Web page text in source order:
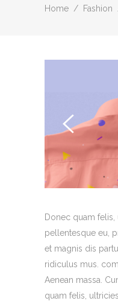
Home / Fashion
Donec quam felis,
pellentesque eu,
et magnis dis
ridiculus mus.
Aenean massa.
quam felis,